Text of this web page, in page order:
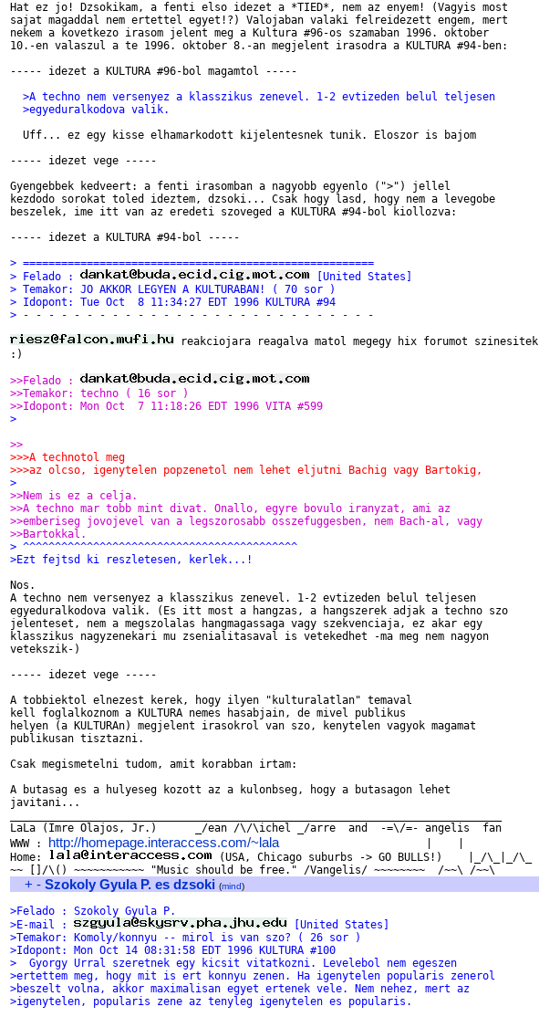
Hat ez jo! Dzsokikam, a fenti elso idezet a *TIED*, nem az enyem! (Vagyis most
sajat magaddal nem ertettel egyet!?) Valojaban valaki felreidezett engem, mert
nekem a kovetkezo irasom jelent meg a Kultura #96-os szamaban 1996. oktober
10.-en valaszul a te 1996. oktober 8.-an megjelent irasodra a KULTURA #94-ben:
----- idezet a KULTURA #96-bol magamtol -----
  >A techno nem versenyez a klasszikus zenevel. 1-2 evtizeden belul teljesen
  >egyeduralkodova valik.
  Uff... ez egy kisse elhamarkodott kijelentesnek tunik. Eloszor is bajom
----- idezet vege -----
Gyengebbek kedveert: a fenti irasomban a nagyobb egyenlo (">") jellel
kezdodo sorokat toled ideztem, dzsoki... Csak hogy lasd, hogy nem a levegobe
beszelek, ime itt van az eredeti szoveged a KULTURA #94-bol kiollozva:
----- idezet a KULTURA #94-bol -----
> =======================================================
> Felado :
[United States]
> Temakor: JO AKKOR LEGYEN A KULTURABAN! ( 70 sor )
> Idopont: Tue Oct  8 11:34:27 EDT 1996 KULTURA #94
> - - - - - - - - - - - - - - - - - - - - - - - - - - - -
reakciojara reagalva matol megegy hix forumot szinesitek
:)
>>Felado :
>>Temakor: techno ( 16 sor )
>>Idopont: Mon Oct  7 11:18:26 EDT 1996 VITA #599
>
>>
>>>A technotol meg
>>>az olcso, igenytelen popzenetol nem lehet eljutni Bachig vagy Bartokig,
>
>>Nem is ez a celja.
>>A techno mar tobb mint divat. Onallo, egyre bovulo iranyzat, ami az
>>emberiseg jovojevel van a legszorosabb osszefuggesben, nem Bach-al, vagy
>>Bartokkal.
> ^^^^^^^^^^^^^^^^^^^^^^^^^^^^^^^^^^^^^^^^^^^
>Ezt fejtsd ki reszletesen, kerlek...!
Nos.
A techno nem versenyez a klasszikus zenevel. 1-2 evtizeden belul teljesen
egyeduralkodova valik. (Es itt most a hangzas, a hangszerek adjak a techno szo
jelenteset, nem a megszolalas hangmagassaga vagy szekvenciaja, ez akar egy
klasszikus nagyzenekari mu zsenialitasaval is vetekedhet -ma meg nem nagyon
vetekszik-)
----- idezet vege -----
A tobbiektol elnezest kerek, hogy ilyen "kulturalatlan" temaval
kell foglalkoznom a KULTURA nemes hasabjain, de mivel publikus
helyen (a KULTURAn) megjelent irasokrol van szo, kenytelen vagyok magamat
publikusan tisztazni.
Csak megismetelni tudom, amit korabban irtam:
A butasag es a hulyeseg kozott az a kulonbseg, hogy a butasagon lehet
javitani...
LaLa (Imre Olajos, Jr.)      _/ean /\/\ichel _/arre  and  -=\/=- angelis  fan
WWW : http://homepage.interaccess.com/~lala
                       |    |
Home:
(USA, Chicago suburbs -> GO BULLS!)    |_/\_|_/\_
+ - Szokoly Gyula P. es dzsoki (mind)
>Felado : Szokoly Gyula P.
>E-mail :
[United States]
>Temakor: Komoly/konnyu -- mirol is van szo? ( 26 sor )
>Idopont: Mon Oct 14 08:31:58 EDT 1996 KULTURA #100
>  Gyorgy Urral szeretnek egy kicsit vitatkozni. Levelebol nem egeszen
>ertettem meg, hogy mit is ert konnyu zenen. Ha igenytelen popularis zenerol
>beszelt volna, akkor maximalisan egyet ertenek vele. Nem nehez, mert az
>igenytelen, popularis zene az tenyleg igenytelen es popularis.